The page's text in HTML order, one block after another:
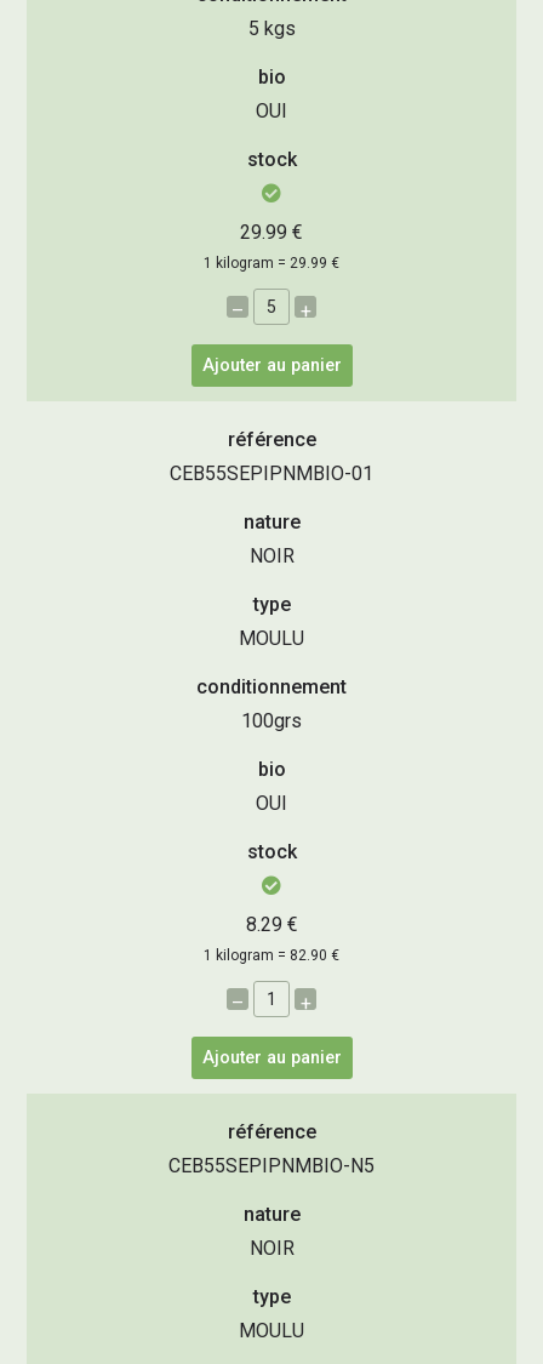
5 kgs
bio
OUI
stock
29.99 €
1 kilogram = 29.99 €
– +
Ajouter au panier
référence
CEB55SEPIPNMBIO-01
nature
NOIR
type
MOULU
conditionnement
100grs
bio
OUI
stock
8.29 €
1 kilogram = 82.90 €
– +
Ajouter au panier
référence
CEB55SEPIPNMBIO-N5
nature
NOIR
type
MOULU